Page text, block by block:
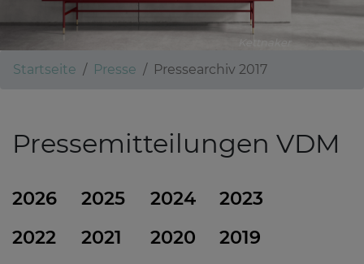
Kettnaker
Startseite Presse Pressearchiv 2017
Pressemitteilungen VDM
2026 2025 2024
2023
2022
2021 2020
2019